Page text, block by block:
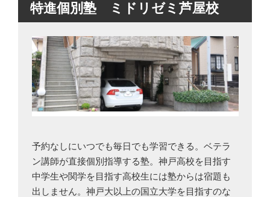
特進個別塾 ミドリゼミ芦屋校
予約なしにいつでも毎日でも学習できる。ベテラ
ン講師が直接個別指導する塾。神戸高校を目指す
中学生や関学を目指す高校生には塾からは宿題も
出しません。神戸大以上の国立大学を目指すのな